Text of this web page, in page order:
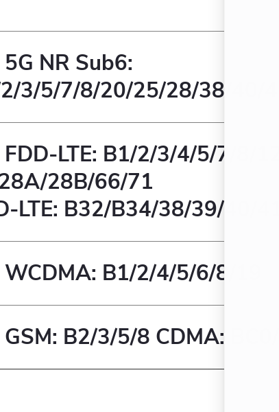
5G NR Sub6:
3/5/7/8/20/25/28/38/40/
FDD-LTE: B1/2/3/4/5/7/8/
28B/66/71
LTE: B32/B34/38/39/40/41
WCDMA: B1/2/4/5/6/8/19
B2/3/5/8 CDMA: BC0/